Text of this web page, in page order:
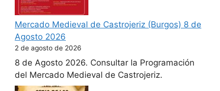
Mercado Medieval de Castrojeriz (Burgos) 8 de
Agosto 2026
2 de agosto de 2026
8 de Agosto 2026. Consultar la Programación
del Mercado Medieval de Castrojeriz.